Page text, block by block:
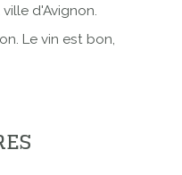
d'Avignon.
Le vin est bon,